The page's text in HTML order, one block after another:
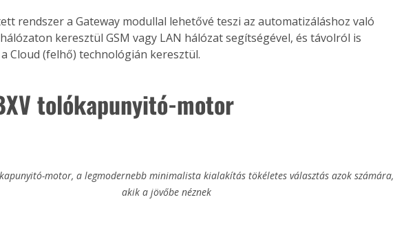
rendszer a Gateway modullal lehetővé teszi az automatizáláshoz való
keresztül GSM vagy LAN hálózat segítségével, és távolról is
Cloud (felhő) technológián keresztül.
tolókapunyitó-motor
motor, a legmodernebb minimalista kialakítás tökéletes választás azok számára,
akik a jövőbe néznek